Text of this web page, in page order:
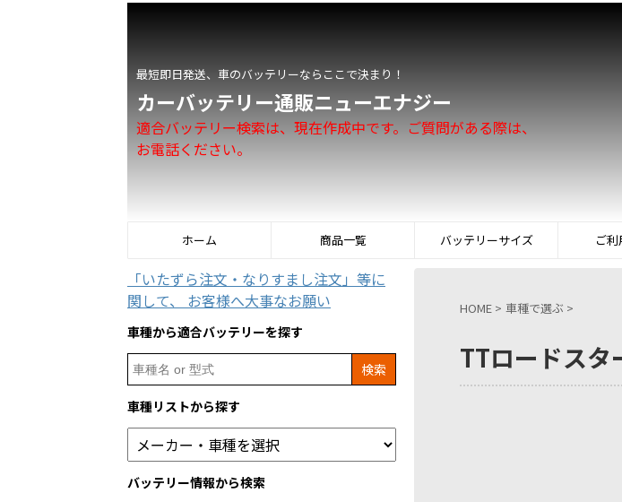
最短即日発送、車のバッテリーならここで決まり！
カーバッテリー通販ニューエナジー
適合バッテリー検索は、現在作成中です。ご質問がある際は、
お電話ください。
ホーム 商品一覧 バッテリーサイズ ご
HOME > 車種で選ぶ >
TTロードス
「いたずら注文・なりすまし注文」等に
関して、 お客様へ大事なお願い
車種から適合バッテリーを探す
Search
for:
車種リストから探す
バッテリー情報から検索